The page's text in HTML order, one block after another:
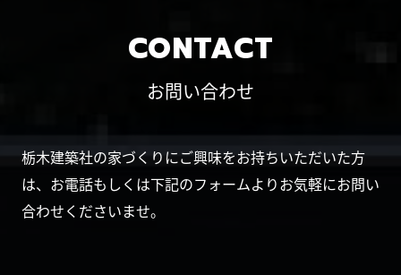
CONTACT
お問い合わせ
栃木建築社の家づくりにご興味をお持ちいただいた方
は、お電話もしくは下記のフォームよりお気軽にお問い
合わせくださいませ。